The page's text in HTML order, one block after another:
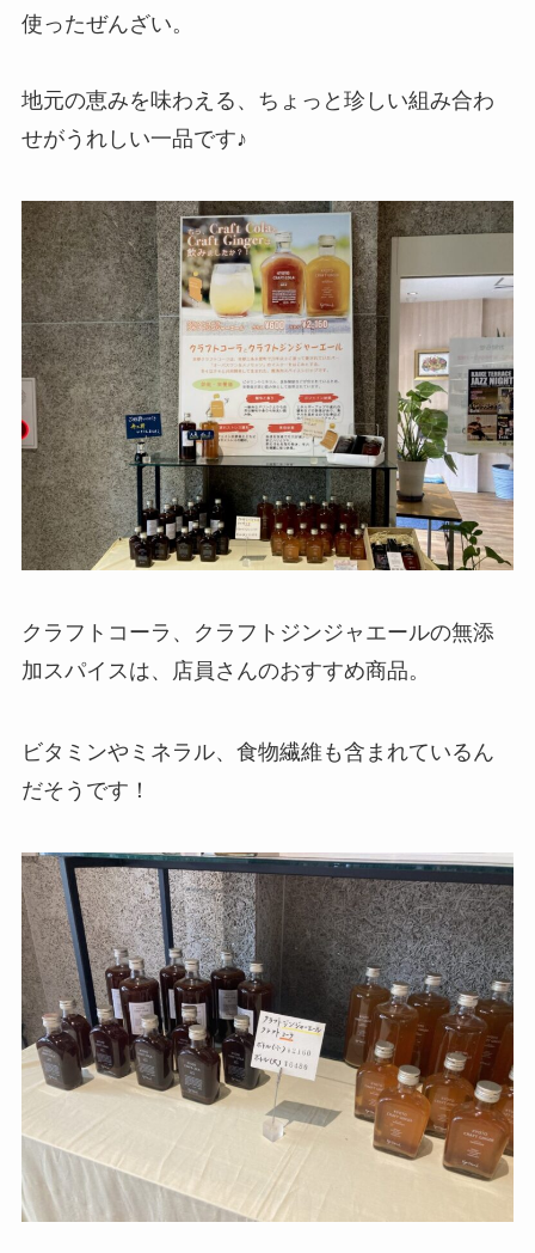
使ったぜんざい。
地元の恵みを味わえる、ちょっと珍しい組み合わ
せがうれしい一品です♪
クラフトコーラ、クラフトジンジャエールの無添
加スパイスは、店員さんのおすすめ商品。
ビタミンやミネラル、食物繊維も含まれているん
だそうです！